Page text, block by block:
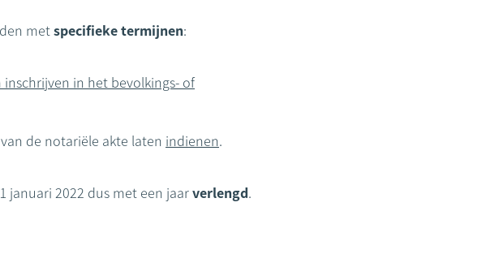
metspecifieke termijnen:
inschrijven in het bevolkings- of
de notariële akte laten indienen.
januari 2022 dus met een jaarverlengd.